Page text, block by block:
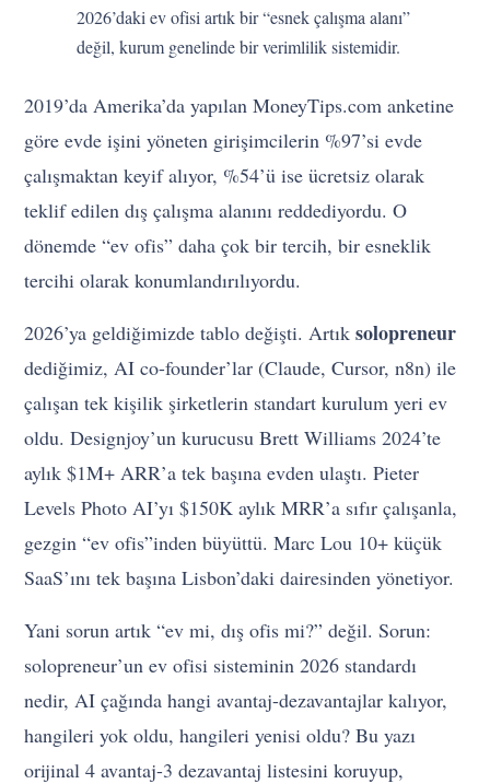
2026’daki ev ofisi artık bir “esnek çalışma alanı”
değil, kurum genelinde bir verimlilik sistemidir.
2019’da Amerika’da yapılan MoneyTips.com anketine
göre evde işini yöneten girişimcilerin %97’si evde
çalışmaktan keyif alıyor, %54’ü ise ücretsiz olarak
teklif edilen dış çalışma alanını reddediyordu. O
dönemde “ev ofis” daha çok bir tercih, bir esneklik
tercihi olarak konumlandırılıyordu.
2026’ya geldiğimizde tablo değişti. Artıksolopreneur
dediğimiz, AI co-founder’lar (Claude, Cursor, n8n) ile
çalışan tek kişilik şirketlerin standart kurulum yeri ev
oldu. Designjoy’un kurucusu Brett Williams 2024’te
aylık $1M+ ARR’a tek başına evden ulaştı. Pieter
Levels Photo AI’yı $150K aylık MRR’a sıfır çalışanla,
gezgin “ev ofis”inden büyüttü. Marc Lou 10+ küçük
SaaS’ını tek başına Lisbon’daki dairesinden yönetiyor.
Yani sorun artık “ev mi, dış ofis mi?” değil. Sorun:
solopreneur’un ev ofisi sisteminin 2026 standardı
nedir, AI çağında hangi avantaj-dezavantajlar kalıyor,
hangileri yok oldu, hangileri yenisi oldu? Bu yazı
orijinal 4 avantaj-3 dezavantaj listesini koruyup,